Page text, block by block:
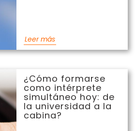
Leer más
¿Cómo formarse
como intérprete
simultáneo hoy: de
la universidad a la
cabina?